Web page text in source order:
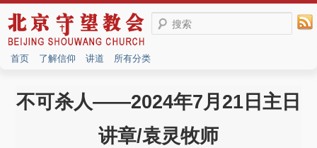
搜索
首页 了解信仰 讲道 所有分类
不可杀人——2024年7月21日主日
讲章/袁灵牧师